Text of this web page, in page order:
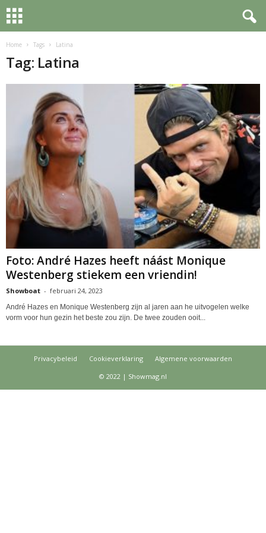
Home Tags Latina
Tag: Latina
Foto: André Hazes heeft náást Monique
Westenberg stiekem een vriendin!
Showboat - februari 24, 2023
André Hazes en Monique Westenberg zijn al jaren aan he uitvogelen welke
vorm voor hun gezin het beste zou zijn. De twee zouden ooit...
Privacybeleid Cookieverklaring
Algemene voorwaarden
© 2022 | Showmag.nl